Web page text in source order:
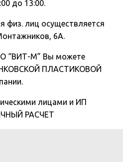
до 13:00.
физ. лиц осуществляется
6А.
“ВИТ-М” Вы можете
ПЛАСТИКОВОЙ
лицами и ИП
РАСЧЕТ